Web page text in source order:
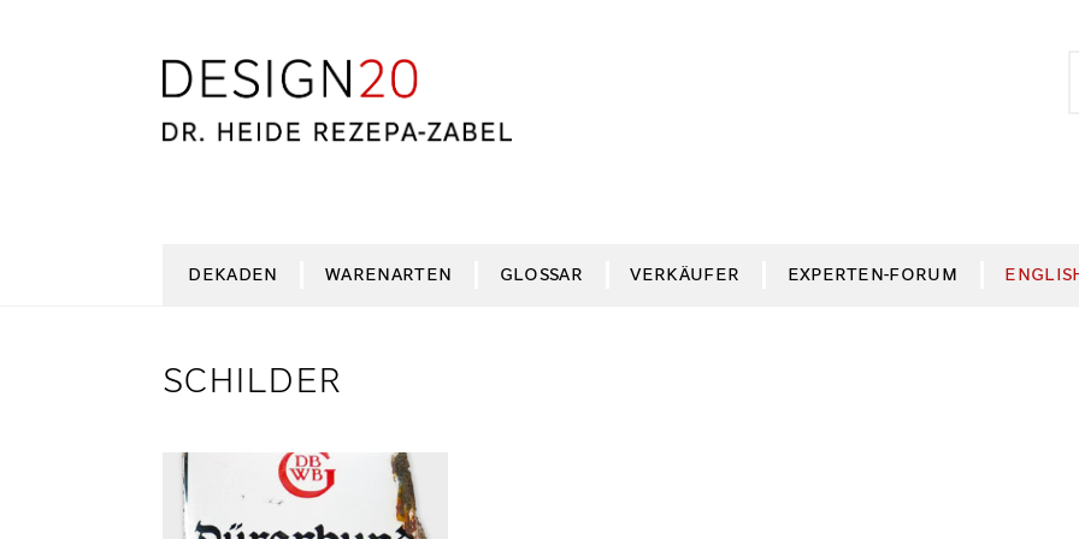
Zur
Navigation
springen
Zum
Inhalt
springen
DEKADEN WARENARTEN GLOSSAR VERKÄUFER EXPERTEN-FORUM
SCHILDER